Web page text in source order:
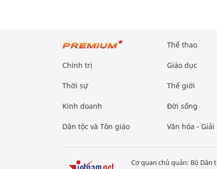
Chính trị
Thời sự
Kinh doanh
Dân tộc và Tôn giáo
Thể thao
Giáo dục
Thế giới
Đời sống
Văn hóa -
Cơ quan chủ quản: Bộ Dân